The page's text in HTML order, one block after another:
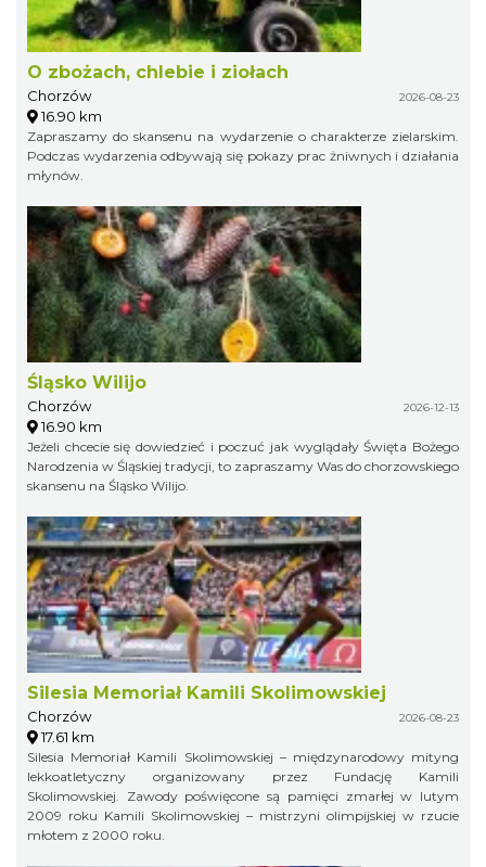
O zbożach, chlebie i ziołach
Chorzów 2026-08-23
16.90 km
Zapraszamy do skansenu na wydarzenie o charakterze zielarskim.
Podczas wydarzenia odbywają się pokazy prac żniwnych i działania
młynów.
Śląsko Wilijo
Chorzów 2026-12-13
16.90 km
Jeżeli chcecie się dowiedzieć i poczuć jak wyglądały Święta Bożego
Narodzenia w Śląskiej tradycji, to zapraszamy Was do chorzowskiego
skansenu na Śląsko Wilijo.
Silesia Memoriał Kamili Skolimowskiej
Chorzów 2026-08-23
17.61 km
Silesia Memoriał Kamili Skolimowskiej – międzynarodowy mityng
lekkoatletyczny organizowany przez Fundację Kamili
Skolimowskiej. Zawody poświęcone są pamięci zmarłej w lutym
2009 roku Kamili Skolimowskiej – mistrzyni olimpijskiej w rzucie
młotem z 2000 roku.